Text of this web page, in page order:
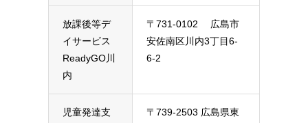
放課後等デ
イサービス
ReadyGO川
内
〒731-0102 広島市
安佐南区川内3丁目6-
6-2
児童発達支
〒739-2503 広島県東